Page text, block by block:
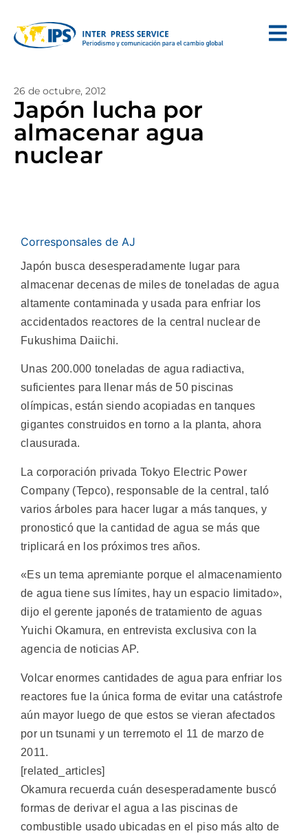
26 de octubre, 2012
Japón lucha por
almacenar agua
nuclear
Corresponsales de AJ
Japón busca desesperadamente lugar para
almacenar decenas de miles de toneladas de agua
altamente contaminada y usada para enfriar los
accidentados reactores de la central nuclear de
Fukushima Daiichi.
Unas 200.000 toneladas de agua radiactiva,
suficientes para llenar más de 50 piscinas
olímpicas, están siendo acopiadas en tanques
gigantes construidos en torno a la planta, ahora
clausurada.
La corporación privada Tokyo Electric Power
Company (Tepco), responsable de la central, taló
varios árboles para hacer lugar a más tanques, y
pronosticó que la cantidad de agua se más que
triplicará en los próximos tres años.
«Es un tema apremiante porque el almacenamiento
de agua tiene sus límites, hay un espacio limitado»,
dijo el gerente japonés de tratamiento de aguas
Yuichi Okamura, en entrevista exclusiva con la
agencia de noticias AP.
Volcar enormes cantidades de agua para enfriar los
reactores fue la única forma de evitar una catástrofe
aún mayor luego de que estos se vieran afectados
por un tsunami y un terremoto el 11 de marzo de
2011.
[related_articles]
Okamura recuerda cuán desesperadamente buscó
formas de derivar el agua a las piscinas de
combustible usado ubicadas en el piso más alto de